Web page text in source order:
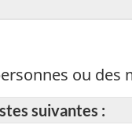
ou des
suivantes :